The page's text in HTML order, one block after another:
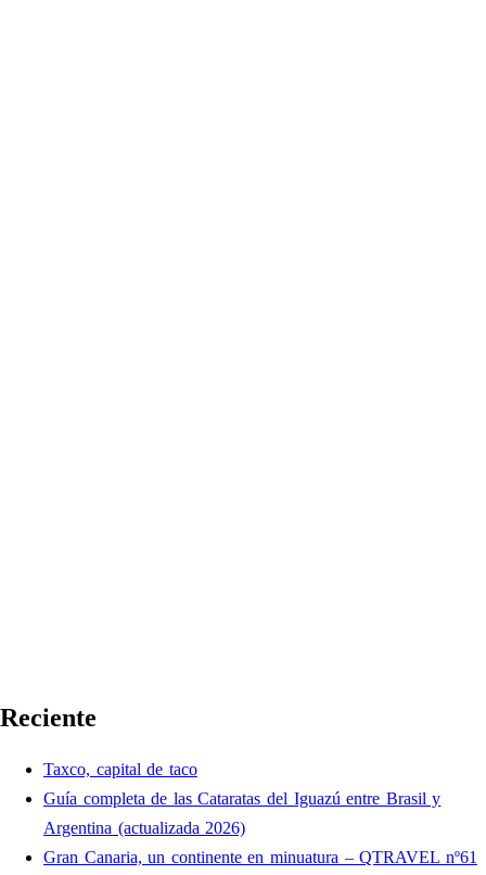
Reciente
Taxco, capital de taco
Guía completa de las Cataratas del Iguazú entre Brasil y
Argentina (actualizada 2026)
Gran Canaria, un continente en minuatura – QTRAVEL nº61